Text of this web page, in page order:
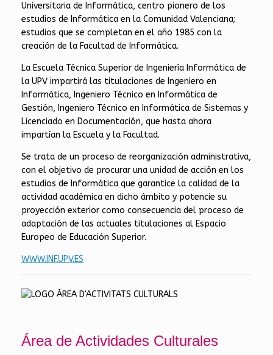
Universitaria de Informática, centro pionero de los
estudios de Informática en la Comunidad Valenciana;
estudios que se completan en el año 1985 con la
creación de la Facultad de Informática.
La Escuela Técnica Superior de Ingeniería Informática de
la UPV impartirá las titulaciones de Ingeniero en
Informática, Ingeniero Técnico en Informática de
Gestión, Ingeniero Técnico en Informática de Sistemas y
Licenciado en Documentación, que hasta ahora
impartían la Escuela y la Facultad.
Se trata de un proceso de reorganización administrativa,
con el objetivo de procurar una unidad de acción en los
estudios de Informática que garantice la calidad de la
actividad académica en dicho ámbito y potencie su
proyección exterior como consecuencia del proceso de
adaptación de las actuales titulaciones al Espacio
Europeo de Educación Superior.
WWW.INF.UPV.ES
Área de Actividades Culturales